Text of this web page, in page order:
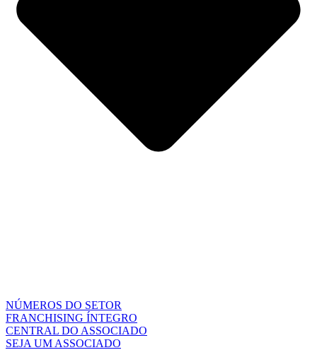
NÚMEROS DO SETOR
FRANCHISING ÍNTEGRO
CENTRAL DO ASSOCIADO
SEJA UM ASSOCIADO